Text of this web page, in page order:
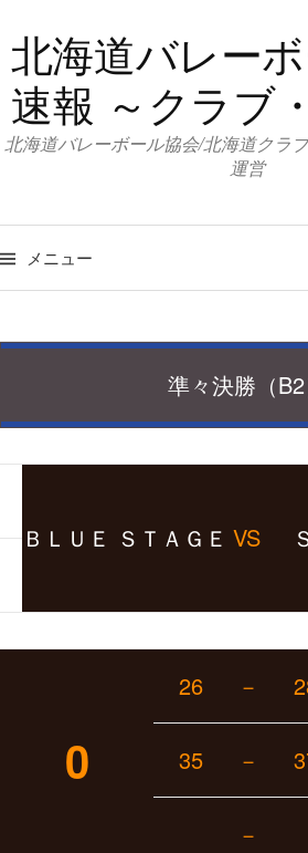
ン
テ
ン
ツ
キ
ッ
北海道バレー
速報 ～クラブ
北海道バレーボール協会/北海道クラ
運営
メニュー
準々決勝（B2
ＢＬＵＥ ＳＴＡＧＥ VS
0
26 －
35 －
－